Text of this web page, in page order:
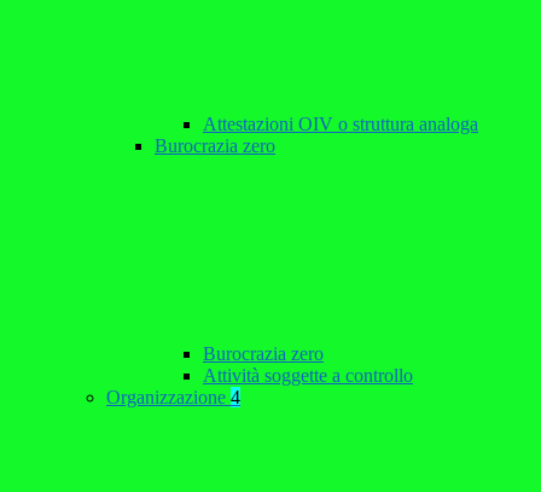
Attestazioni OIV o struttura analoga
Burocrazia zero
Burocrazia zero
Attività soggette a controllo
Organizzazione 4